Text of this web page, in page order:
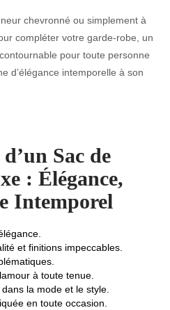
chevronné ou simplement à
compléter votre garde-robe, un
pour toute personne
d’élégance intemporelle à son
Sac de
: Élégance,
Intemporel
et finitions impeccables.
à toute tenue.
la mode et le style.
en toute occasion.